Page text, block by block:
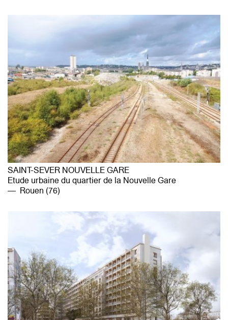
CONTACT
SAINT-SEVER NOUVELLE GARE
Etude urbaine du quartier de la Nouvelle Gare
Rouen (76)